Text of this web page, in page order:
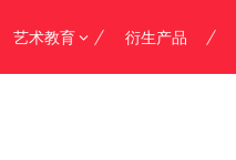
艺术教育 衍生产品